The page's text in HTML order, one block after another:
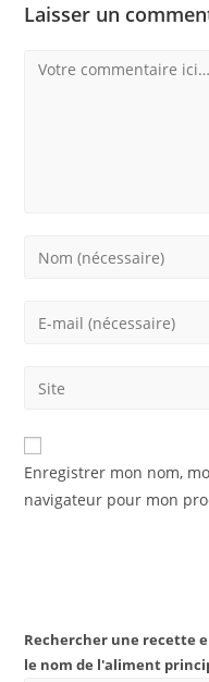
Laisser un
Comment
Enter
Enter
address
comment
Saisir
de
votre
(facultatif)
Enregistrer mon nom,
navigateur pour mon
Rechercher une recette
le nom de l'aliment